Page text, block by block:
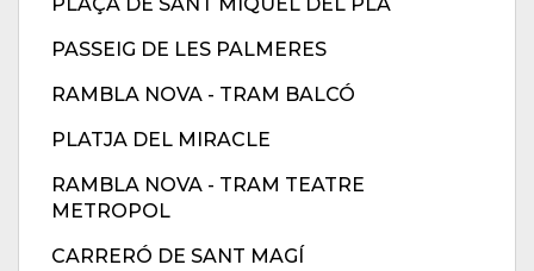
PASSEIG DE LES PALMERES
RAMBLA NOVA - TRAM BALCÓ
PLATJA DEL MIRACLE
RAMBLA NOVA - TRAM TEATRE
METROPOL
CARRERÓ DE SANT MAGÍ